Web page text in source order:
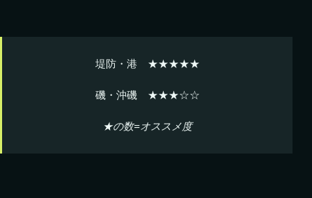
堤防・港 ★★★★★
磯・沖磯 ★★★☆☆
★の数=オススメ度